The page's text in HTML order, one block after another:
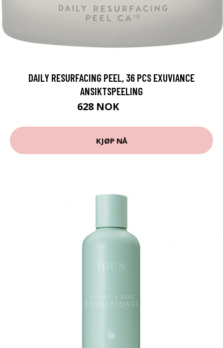
DAILY RESURFACING PEEL, 36 PCS EXUVIANCE
ANSIKTSPEELING
628 NOK
KJØP NÅ